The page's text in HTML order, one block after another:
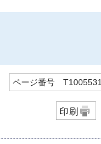
ページ番号 T1005531
印刷